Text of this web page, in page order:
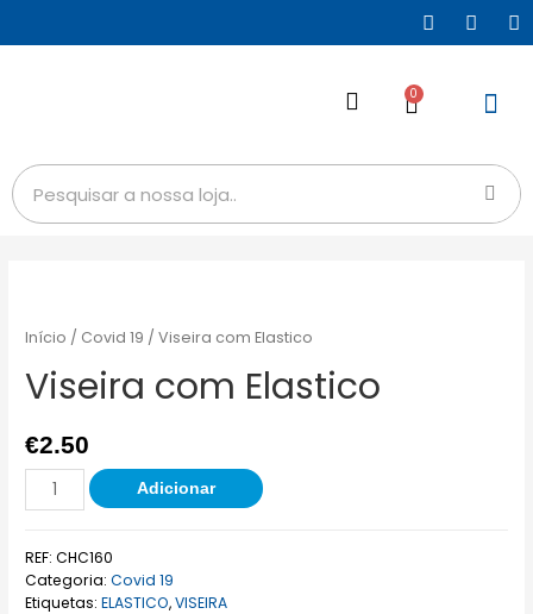
0
Início / Covid 19 / Viseira com Elastico
Viseira com Elastico
€2.50
Adicionar
REF:CHC160
Categoria:Covid 19
Etiquetas:ELASTICO,VISEIRA